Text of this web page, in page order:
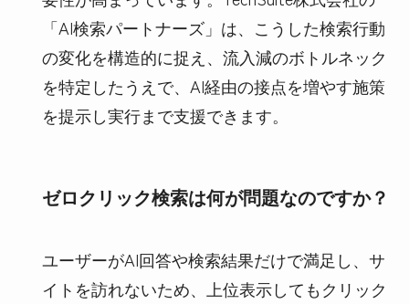
「AI検索パートナーズ」は、こうした検索行動
の変化を構造的に捉え、流入減のボトルネック
を特定したうえで、AI経由の接点を増やす施策
を提示し実行まで支援できます。
ゼロクリック検索は何が問題なのですか？
ユーザーがAI回答や検索結果だけで満足し、サ
イトを訪れないため、上位表示してもクリック